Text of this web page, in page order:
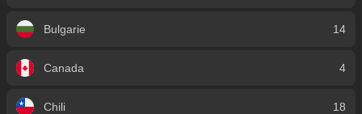
Bulgarie 14
Canada 4
Chili 18